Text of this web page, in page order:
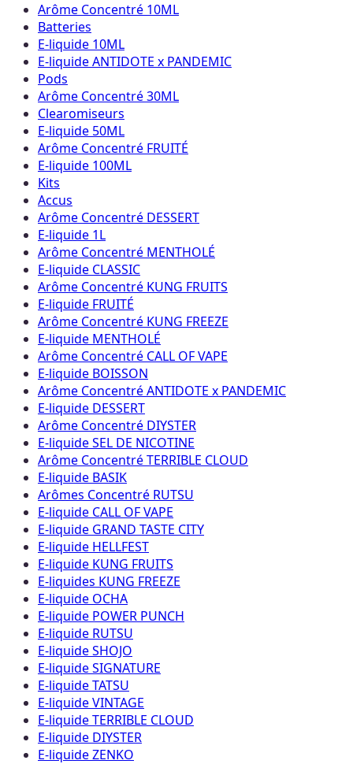
Arôme Concentré 10ML
Batteries
E-liquide 10ML
E-liquide ANTIDOTE x PANDEMIC
Pods
Arôme Concentré 30ML
Clearomiseurs
E-liquide 50ML
Arôme Concentré FRUITÉ
E-liquide 100ML
Kits
Accus
Arôme Concentré DESSERT
E-liquide 1L
Arôme Concentré MENTHOLÉ
E-liquide CLASSIC
Arôme Concentré KUNG FRUITS
E-liquide FRUITÉ
Arôme Concentré KUNG FREEZE
E-liquide MENTHOLÉ
Arôme Concentré CALL OF VAPE
E-liquide BOISSON
Arôme Concentré ANTIDOTE x PANDEMIC
E-liquide DESSERT
Arôme Concentré DIYSTER
E-liquide SEL DE NICOTINE
Arôme Concentré TERRIBLE CLOUD
E-liquide BASIK
Arômes Concentré RUTSU
E-liquide CALL OF VAPE
E-liquide GRAND TASTE CITY
E-liquide HELLFEST
E-liquide KUNG FRUITS
E-liquides KUNG FREEZE
E-liquide OCHA
E-liquide POWER PUNCH
E-liquide RUTSU
E-liquide SHOJO
E-liquide SIGNATURE
E-liquide TATSU
E-liquide VINTAGE
E-liquide TERRIBLE CLOUD
E-liquide DIYSTER
E-liquide ZENKO